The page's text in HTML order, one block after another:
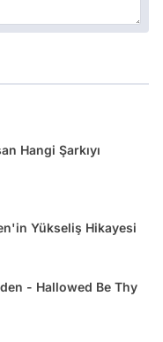
Hangi Şarkıyı
Yükseliş Hikayesi
- Hallowed Be Thy